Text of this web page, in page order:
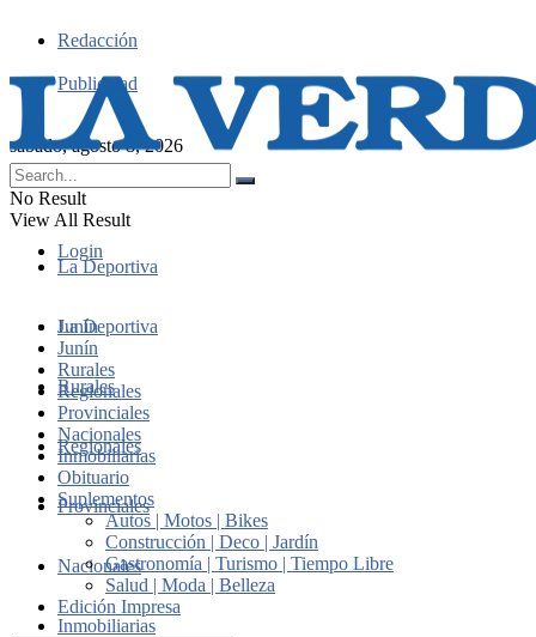
Redacción
Publicidad
sábado, agosto 8, 2026
Login
No Result
View All Result
La Deportiva
Junín
Rurales
Regionales
Provinciales
Nacionales
Inmobiliarias
La Deportiva
Junín
Rurales
Regionales
Provinciales
Nacionales
Inmobiliarias
Obituario
Suplementos
Autos | Motos | Bikes
Construcción | Deco | Jardín
Gastronomía | Turismo | Tiempo Libre
Salud | Moda | Belleza
Edición Impresa